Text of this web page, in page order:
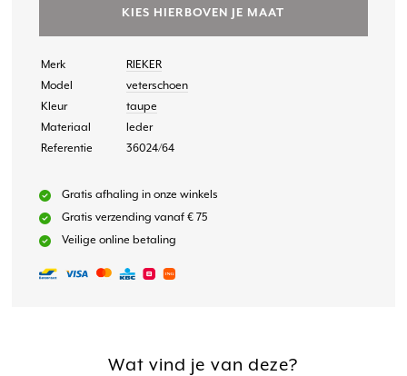
KIES HIERBOVEN JE MAAT
Merk
RIEKER
Model
veterschoen
Kleur
taupe
Materiaal
leder
Referentie
36024/64
Gratis afhaling in onze winkels
Gratis verzending vanaf € 75
Veilige online betaling
Wat vind je van deze?